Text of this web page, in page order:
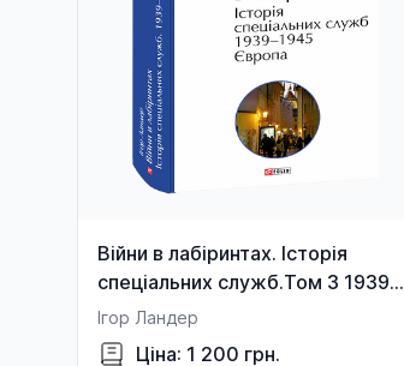
Війни в лабіринтах. Історія
спеціальних служб.Том 3 1939—
1945. Європа
Ігор Ландер
Ціна: 1 200 грн.